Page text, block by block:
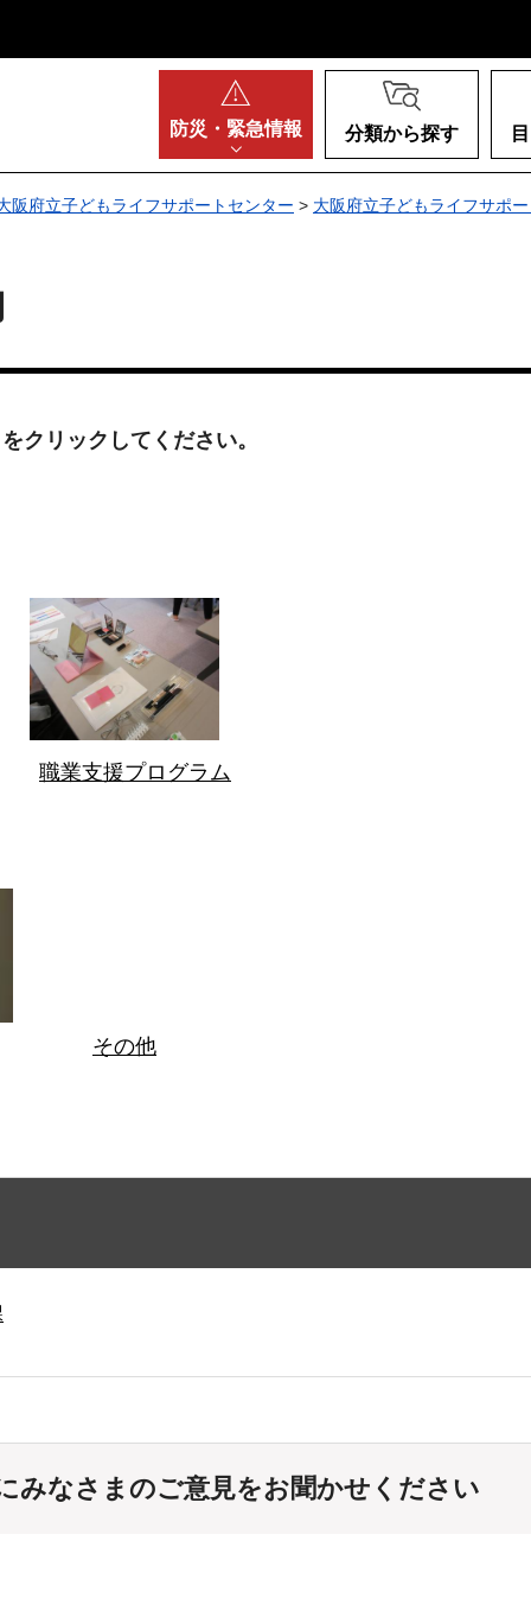
防災・ 緊急情報 分類から探す
阪府立子どもライフサポートセンター > 大阪府立子どもライフサポ
クリックしてください。
職業支援プログラム
その他
みなさまのご意見をお聞かせください